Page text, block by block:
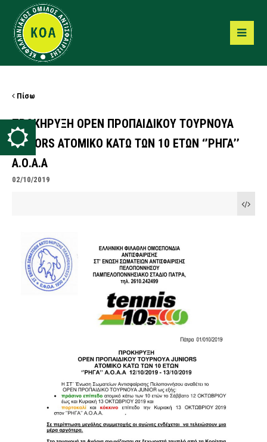
Πίσω
ΠΡΟΚΗΡΥΞΗ OPEN ΠΡΟΠΑΙΔΙΚΟΥ ΤΟΥΡΝΟΥΑ
JUNIORS ATOMIKO KATΩ ΤΩΝ 10 ΕΤΩΝ ‘’ΡΗΓΑ’’
Α.Ο.Α.Α
02/10/2019